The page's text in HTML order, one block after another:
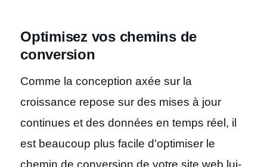
Optimisez vos chemins de
conversion
Comme la conception axée sur la
croissance repose sur des mises à jour
continues et des données en temps réel, il
est beaucoup plus facile d'optimiser le
chemin de conversion de votre site web lui-